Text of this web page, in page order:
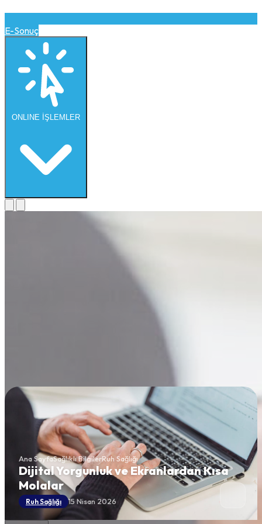
E-Sonuç
ONLINE İŞLEMLER
Ana SayfaSağlıklı BilgilerRuh Sağlığı
Dijital Yorgunluk ve Ekranlardan Kısa
Molalar
Ruh Sağlığı 15 Nisan 2026